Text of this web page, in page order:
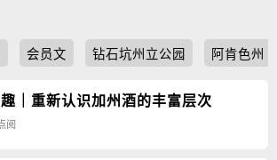
会员文 钻石坑州立公园 阿肯色州
｜重新认识加州酒的丰富层次
阅